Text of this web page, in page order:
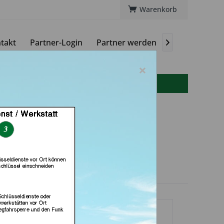
Warenkorb
Partner-Login Partner werden 
(in Fellbach)
×